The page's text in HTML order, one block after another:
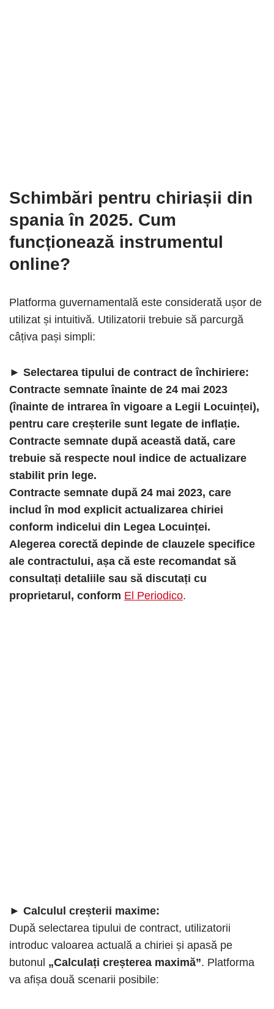
Schimbări pentru chiriașii din
spania în 2025. Cum
funcționează instrumentul
online?
Platforma guvernamentală este considerată ușor de
utilizat și intuitivă. Utilizatorii trebuie să parcurgă
câțiva pași simpli:
► Selectarea tipului de contract de închiriere:
Contracte semnate înainte de 24 mai 2023
(înainte de intrarea în vigoare a Legii Locuinței),
pentru care creșterile sunt legate de inflație.
Contracte semnate după această dată, care
trebuie să respecte noul indice de actualizare
stabilit prin lege.
Contracte semnate după 24 mai 2023, care
includ în mod explicit actualizarea chiriei
conform indicelui din Legea Locuinței.
Alegerea corectă depinde de clauzele specifice
ale contractului, așa că este recomandat să
consultați detaliile sau să discutați cu
proprietarul, conform El Periodico.
► Calculul creșterii maxime:
După selectarea tipului de contract, utilizatorii
introduc valoarea actuală a chiriei și apasă pe
butonul „Calculați creșterea maximă”. Platforma
va afișa două scenarii posibile: